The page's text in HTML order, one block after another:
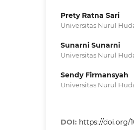
Prety Ratna Sari
Universitas Nurul
Sunarni Sunarni
Universitas Nurul
Sendy Firmansyah
Universitas Nurul
DOI: https://doi.org/